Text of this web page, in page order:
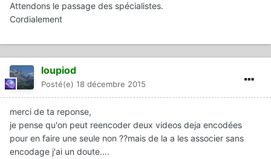
Attendons le passage des spécialistes.
Cordialement
loupiod
Posté(e) 18 décembre 2015
merci de ta reponse,
je pense qu'on peut reencoder deux videos deja encodées
pour en faire une seule non ??mais de la a les associer sans
encodage j'ai un doute....